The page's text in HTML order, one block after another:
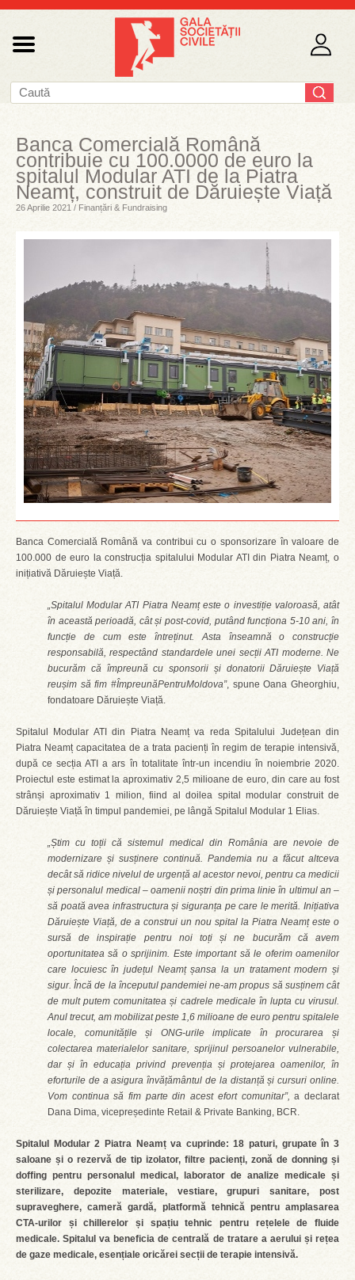
Banca Comercială Română
contribuie cu 100.0000 de euro la
spitalul Modular ATI de la Piatra
Neamț, construit de Dăruiește Viață
26 Aprilie 2021 / Finanțări & Fundraising
Banca Comercială Română va contribui cu o sponsorizare în valoare de
100.000 de euro la construcția spitalului Modular ATI din Piatra Neamț, o
inițiativă Dăruiește Viață.
„Spitalul Modular ATI Piatra Neamț este o investiție valoroasă, atât
în această perioadă, cât și post-covid, putând funcționa 5-10 ani, în
funcție de cum este întreținut. Asta înseamnă o construcție
responsabilă, respectând standardele unei secții ATI moderne. Ne
bucurăm că împreună cu sponsorii și donatorii Dăruiește Viață
reușim să fim #ÎmpreunăPentruMoldova”, spune Oana Gheorghiu,
fondatoare Dăruiește Viață.
Spitalul Modular ATI din Piatra Neamț va reda Spitalului Județean din
Piatra Neamț capacitatea de a trata pacienți în regim de terapie intensivă,
după ce secția ATI a ars în totalitate într-un incendiu în noiembrie 2020.
Proiectul este estimat la aproximativ 2,5 milioane de euro, din care au fost
strânși aproximativ 1 milion, fiind al doilea spital modular construit de
Dăruiește Viață în timpul pandemiei, pe lângă Spitalul Modular 1 Elias.
„Știm cu toții că sistemul medical din România are nevoie de
modernizare și susținere continuă. Pandemia nu a făcut altceva
decât să ridice nivelul de urgență al acestor nevoi, pentru ca medicii
și personalul medical – oamenii noștri din prima linie în ultimul an –
să poată avea infrastructura și siguranța pe care le merită. Inițiativa
Dăruiește Viață, de a construi un nou spital la Piatra Neamț este o
sursă de inspirație pentru noi toți și ne bucurăm că avem
oportunitatea să o sprijinim. Este important să le oferim oamenilor
care locuiesc în județul Neamț șansa la un tratament modern și
sigur. Încă de la începutul pandemiei ne-am propus să susținem cât
de mult putem comunitatea și cadrele medicale în lupta cu virusul.
Anul trecut, am mobilizat peste 1,6 milioane de euro pentru spitalele
locale, comunitățile și ONG-urile implicate în procurarea și
colectarea materialelor sanitare, sprijinul persoanelor vulnerabile,
dar și în educația privind prevenția și protejarea oamenilor, în
eforturile de a asigura învățământul de la distanță și cursuri online.
Vom continua să fim parte din acest efort comunitar”, a declarat
Dana Dima, vicepreședinte Retail & Private Banking, BCR.
Spitalul Modular 2 Piatra Neamț va cuprinde: 18 paturi, grupate în 3
saloane și o rezervă de tip izolator, filtre pacienți, zonă de donning și
doffing pentru personalul medical, laborator de analize medicale și
sterilizare, depozite materiale, vestiare, grupuri sanitare, post
supraveghere, cameră gardă, platformă tehnică pentru amplasarea
CTA-urilor și chillerelor și spațiu tehnic pentru rețelele de fluide
medicale. Spitalul va beneficia de centrală de tratare a aerului și rețea
de gaze medicale, esențiale oricărei secții de terapie intensivă.